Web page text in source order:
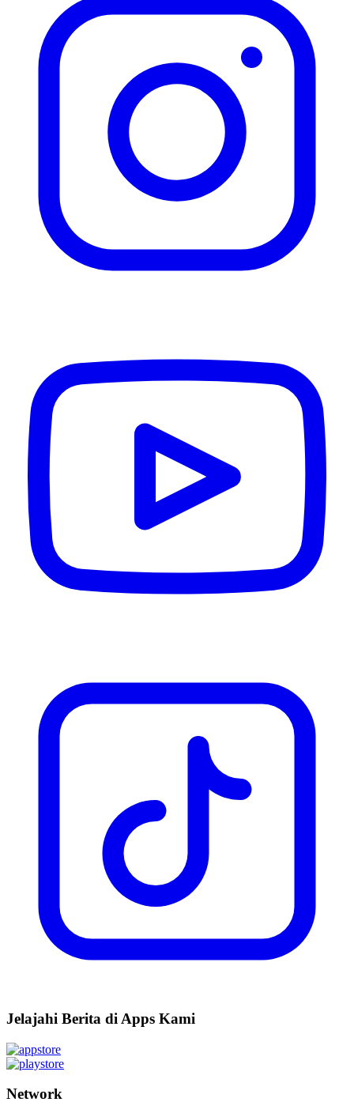
Jelajahi Berita di Apps Kami
Network